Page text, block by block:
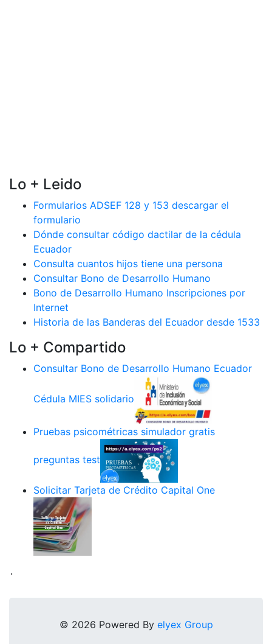
Lo + Leido
Formularios ADSEF 128 y 153 descargar el
formulario
Dónde consultar código dactilar de la cédula
Ecuador
Consulta cuantos hijos tiene una persona
Consultar Bono de Desarrollo Humano
Bono de Desarrollo Humano Inscripciones por
Internet
Historia de las Banderas del Ecuador desde 1533
Lo + Compartido
Consultar Bono de Desarrollo Humano Ecuador
Cédula MIES solidario
Pruebas psicométricas simulador gratis
preguntas test
Solicitar Tarjeta de Crédito Capital One
.
© 2026 Powered By elyex Group